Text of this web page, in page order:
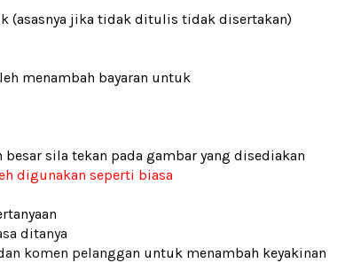
(asasnya jika tidak ditulis tidak disertakan)
menambah bayaran untuk
sila tekan pada gambar yang disediakan
digunakan seperti biasa
ditanya
komen pelanggan untuk menambah keyakinan